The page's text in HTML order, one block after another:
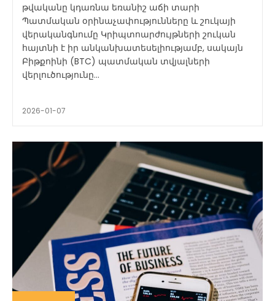
թվականը կդառնա եռանիշ աճի տարի
Պատմական օրինաչափությունները և շուկայի
վերականգնումը Կրիպտոարժույթների շուկան
հայտնի է իր անկանխատեսելիությամբ, սակայն
Բիթքոինի (BTC) պատմական տվյալների
վերլուծությունը...
2026-01-07